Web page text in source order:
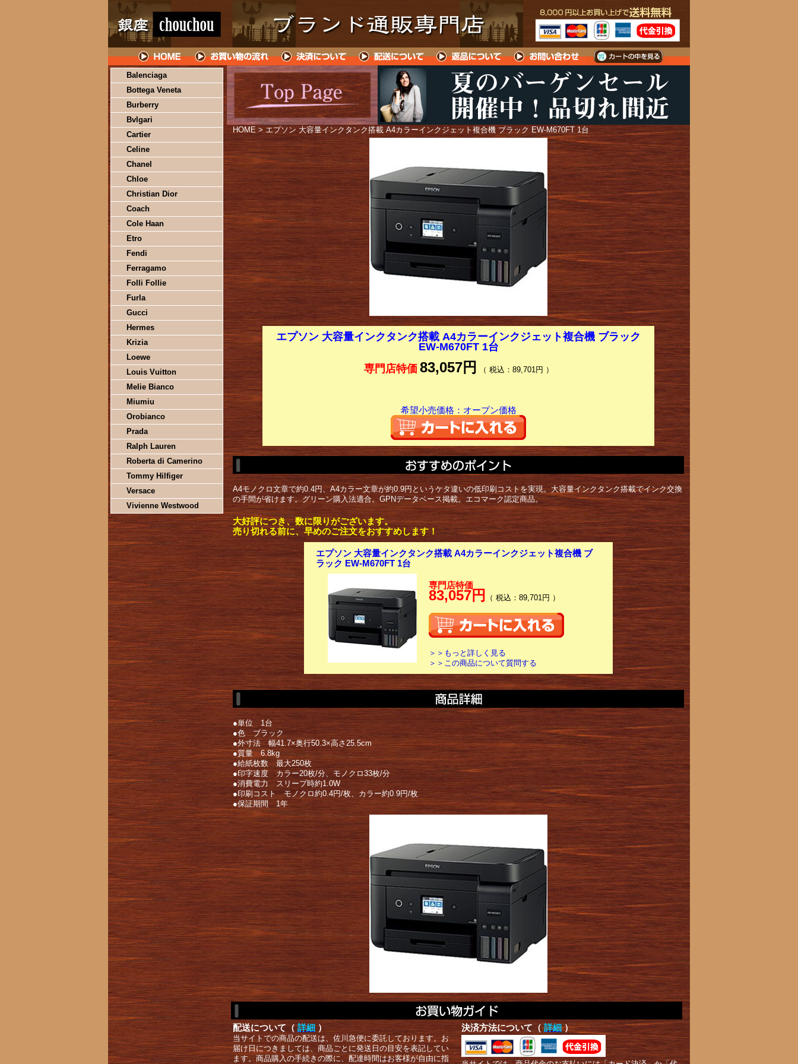
Balenciaga
Bottega Veneta
Burberry
Bvlgari
Cartier
Celine
Chanel
Chloe
Christian Dior
Coach
Cole Haan
Etro
Fendi
Ferragamo
Folli Follie
Furla
Gucci
Hermes
Krizia
Loewe
Louis Vuitton
Melie Bianco
Miumiu
Orobianco
Prada
Ralph Lauren
Roberta di Camerino
Tommy Hilfiger
Versace
Vivienne Westwood
HOME > エプソン 大容量インクタンク搭載 A4カラーインクジェット複合機 ブラック EW-M670FT 1台
エプソン 大容量インクタンク搭載 A4カラーインクジェット複合機 ブラック
EW-M670FT 1台
専門店特価 83,057円 （ 税込：89,701円 ）
希望小売価格：オープン価格
A4モノクロ文章で約0.4円、A4カラー文章が約0.9円というケタ違いの低印刷コストを実現。大容量インクタンク搭載でインク交換
の手間が省けます。グリーン購入法適合。GPNデータベース掲載。エコマーク認定商品。
大好評につき、数に限りがございます。
売り切れる前に、早めのご注文をおすすめします！
エプソン 大容量インクタンク搭載 A4カラーインクジェット複合機 ブ
ラック EW-M670FT 1台
専門店特価
83,057円 （ 税込：89,701円 ）
＞＞もっと詳しく見る
＞＞この商品について質問する
●単位 1台
●色 ブラック
●外寸法 幅41.7×奥行50.3×高さ25.5cm
●質量 6.8kg
●給紙枚数 最大250枚
●印字速度 カラー20枚/分、モノクロ33枚/分
●消費電力 スリープ時約1.0W
●印刷コスト モノクロ約0.4円/枚、カラー約0.9円/枚
●保証期間 1年
配送について（ 詳細 ）
当サイトでの商品の配送は、佐川急便に委託しております。お
届け日につきましては、商品ごとに発送日の目安を表記してい
ます。商品購入の手続きの際に、配達時間はお客様が自由に指
決済方法について（ 詳細 ）